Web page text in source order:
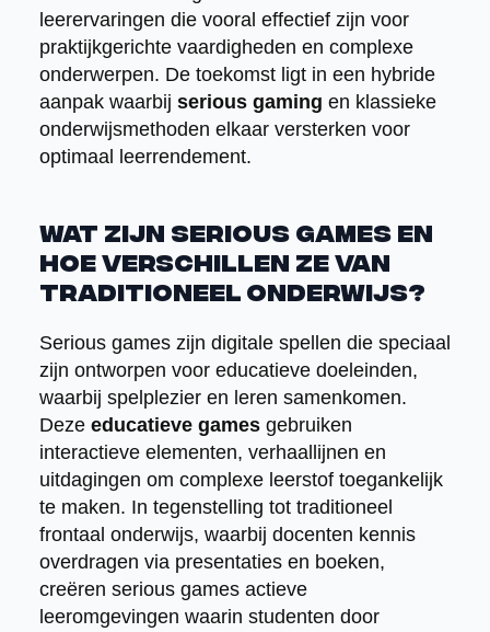
leerervaringen die vooral effectief zijn voor
praktijkgerichte vaardigheden en complexe
onderwerpen. De toekomst ligt in een hybride
aanpak waarbij serious gaming en klassieke
onderwijsmethoden elkaar versterken voor
optimaal leerrendement.
Wat zijn serious games en
hoe verschillen ze van
traditioneel onderwijs?
Serious games zijn digitale spellen die speciaal
zijn ontworpen voor educatieve doeleinden,
waarbij spelplezier en leren samenkomen.
Deze educatieve gamesgebruiken
interactieve elementen, verhaallijnen en
uitdagingen om complexe leerstof toegankelijk
te maken. In tegenstelling tot traditioneel
frontaal onderwijs, waarbij docenten kennis
overdragen via presentaties en boeken,
creëren serious games actieve
leeromgevingen waarin studenten door